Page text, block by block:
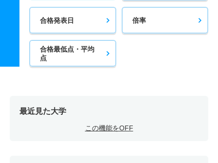
合格発表日 倍率
合格最低点・平均
点
最近見た大学
この機能をOFF